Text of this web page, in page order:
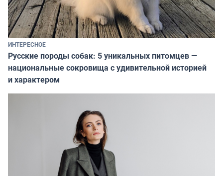
ИНТЕРЕСНОЕ
Русские породы собак: 5 уникальных питомцев —
национальные сокровища с удивительной историей
и характером